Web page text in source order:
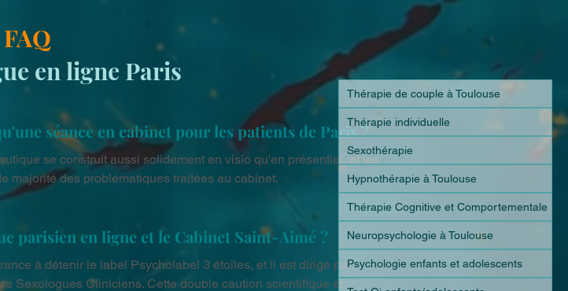
Thérapie de couple à Toulouse
Thérapie individuelle
Sexothérapie
Hypnothérapie à Toulouse
Thérapie Cognitive et Comportementale
Neuropsychologie à Toulouse
Psychologie enfants et adolescents
FAQ
en ligne Paris
séance en cabinet pour les patients de Paris ?
se construit aussi solidement en visio qu'en présentiel, et les
majorité des problématiques traitées au cabinet.
parisien en ligne et le Cabinet Saint-Aimé ?
à détenir le label Psycholabel 3 étoiles, et il est dirigé par
Sexologues Cliniciens. Cette double caution scientifique et